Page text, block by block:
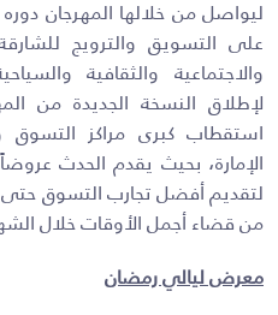
ليواصل من خلالها المهرجان
على التسويق والترويج للشارقة
والاجتماعية والثقافية
لإطلاق النسخة الجديدة من
استقطاب كبرى مراكز التسوق
الإمارة، بحيث يقدم الحدث
لتقديم أفضل تجارب التسوق حتى
من قضاء أجمل الأوقات خلال
معرض ليالي رمضان